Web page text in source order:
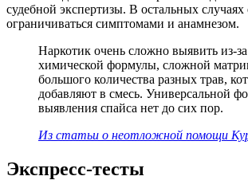
судебной экспертизы. В остальных случаях
ограничиваться симптомами и анамнезом.
Наркотик очень сложно выявить из-
химической формулы, сложной
большого количества разных трав,
добавляют в смесь. Универсальной
выявления спайса нет до сих пор.
Из статьи о неотложной помощи
Экспресс-тесты